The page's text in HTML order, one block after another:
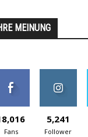
MEINUNG
Fans
5,241
Follower